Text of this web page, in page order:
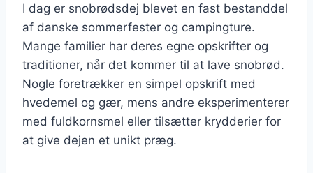
I dag er snobrødsdej blevet en fast bestanddel
af danske sommerfester og campingture.
Mange familier har deres egne opskrifter og
traditioner, når det kommer til at lave snobrød.
Nogle foretrækker en simpel opskrift med
hvedemel og gær, mens andre eksperimenterer
med fuldkornsmel eller tilsætter krydderier for
at give dejen et unikt præg.